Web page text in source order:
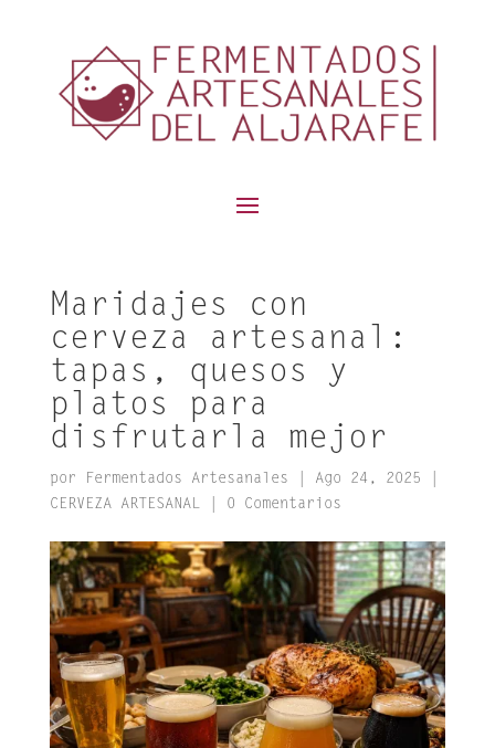
Maridajes con
cerveza artesanal:
tapas, quesos y
platos para
disfrutarla mejor
por Fermentados Artesanales Ago 24, 2025
CERVEZA ARTESANAL| 0 Comentarios